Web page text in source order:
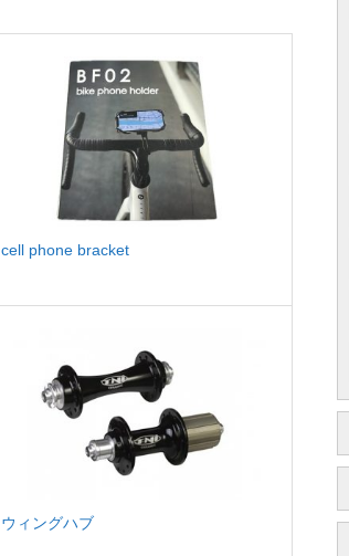
cell phone bracket
ウィングハブ